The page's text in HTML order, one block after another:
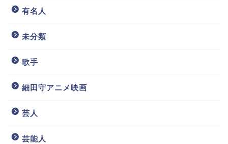
有名人
未分類
歌手
細田守アニメ映画
芸人
芸能人